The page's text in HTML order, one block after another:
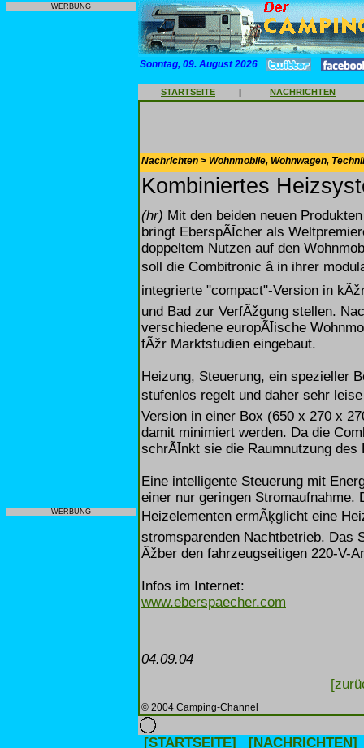
WERBUNG
WERBUNG
Sonntag, 09. August 2026
STARTSEITE | NACHRICHTEN
Nachrichten > Wohnmobile, Wohnwagen,
Kombiniertes
(hr) Mit den beiden neuen
bringt EberspÃĪcher als
doppeltem Nutzen auf den
soll die Combitronic â in ihrer
integrierte "compact"-Version in
und Bad zur VerfÃžgung stellen.
verschiedene europÃĪische
fÃžr Marktstudien eingebaut.
Heizung, Steuerung, ein spezieller
stufenlos regelt und daher sehr
Version in einer Box (650 x 270 x
damit minimiert werden. Da die
schrÃĪnkt sie die Raumnutzung des
Eine intelligente Steuerung mit
einer nur geringen Stromaufnahme.
Heizelementen ermÃķglicht eine
stromsparenden Nachtbetrieb. Das
Ãžber den fahrzeugseitigen 220-V-
Infos im Internet:
www.eberspaecher.com
04.09.04
© 2004 Camping-Channel
[STARTSEITE] [NACHRICHTEN]